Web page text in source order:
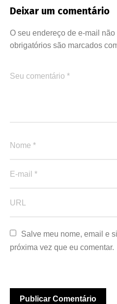
Deixar um comentário
O seu endereço de e-mail
obrigatórios são marcados
Salve meu nome, email e
próxima vez que eu comentar.